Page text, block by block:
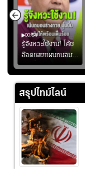
00:54
รู้จังหวะใช้งาน! โค้ช
อ๊อตเผยแผนถนอม
“บุ๋มบิ๋ม” เพื่อรักษา
ร่างกายให้พร้อมที่สุด
สรุปไทม์ไลน์